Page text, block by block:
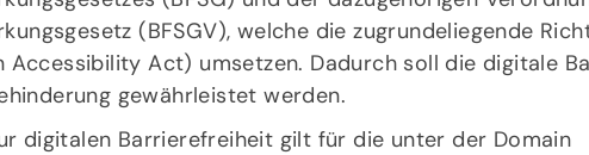
(BFSGV), welche die zugrundeliegende
Accessibility Act) umsetzen. Dadurch soll die digitale
gewährleistet werden.
digitalen Barrierefreiheit gilt für die unter der Domain